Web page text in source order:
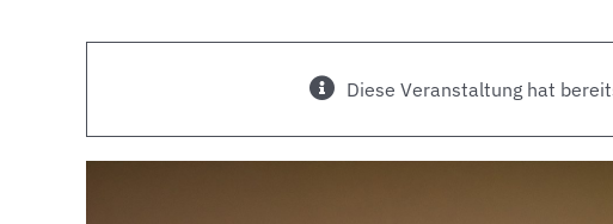
Diese Veranstaltung hat